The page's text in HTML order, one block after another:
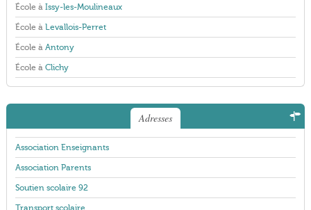
École à Issy-les-Moulineaux
École à Levallois-Perret
École à Antony
École à Clichy
Adresses
Association Enseignants
Association Parents
Soutien scolaire 92
Transport scolaire